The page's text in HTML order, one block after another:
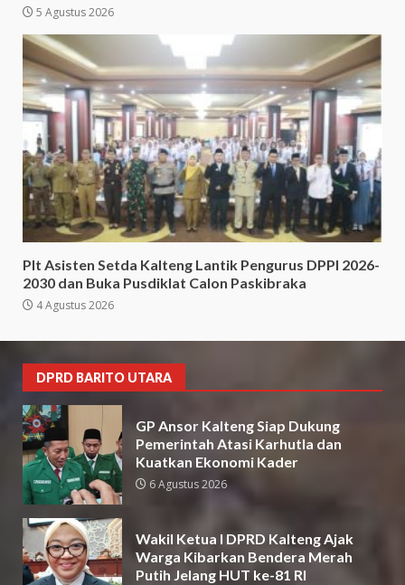
5 Agustus 2026
Plt Asisten Setda Kalteng Lantik Pengurus DPPI 2026-
2030 dan Buka Pusdiklat Calon Paskibraka
4 Agustus 2026
DPRD BARITO UTARA
GP Ansor Kalteng Siap Dukung
Pemerintah Atasi Karhutla dan
Kuatkan Ekonomi Kader
6 Agustus 2026
Wakil Ketua I DPRD Kalteng Ajak
Warga Kibarkan Bendera Merah
Putih Jelang HUT ke-81 RI